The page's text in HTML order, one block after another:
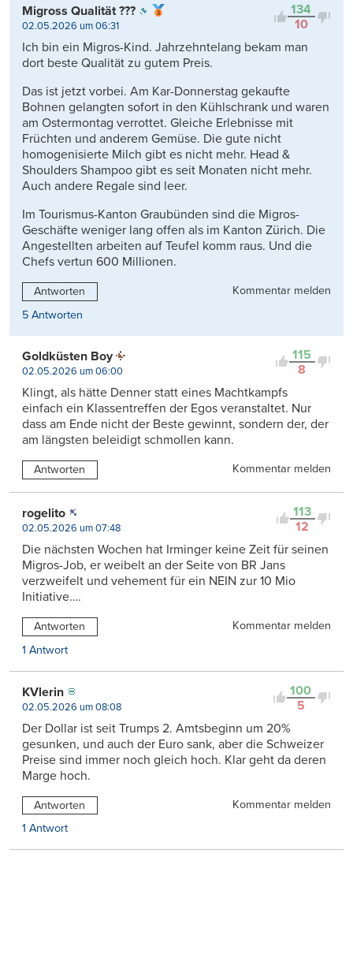
134
10
Migross Qualität ???
02.05.2026 um 06:31
Ich bin ein Migros-Kind. Jahrzehntelang bekam man
dort beste Qualität zu gutem Preis.
Das ist jetzt vorbei. Am Kar-Donnerstag gekaufte
Bohnen gelangten sofort in den Kühlschrank und waren
am Ostermontag verrottet. Gleiche Erlebnisse mit
Früchten und anderem Gemüse. Die gute nicht
homogenisierte Milch gibt es nicht mehr. Head &
Shoulders Shampoo gibt es seit Monaten nicht mehr.
Auch andere Regale sind leer.
Im Tourismus-Kanton Graubünden sind die Migros-
Geschäfte weniger lang offen als im Kanton Zürich. Die
Angestellten arbeiten auf Teufel komm raus. Und die
Chefs vertun 600 Millionen.
Antworten
Kommentar melden
5 Antworten
115
8
Goldküsten Boy
02.05.2026 um 06:00
Klingt, als hätte Denner statt eines Machtkampfs
einfach ein Klassentreffen der Egos veranstaltet. Nur
dass am Ende nicht der Beste gewinnt, sondern der, der
am längsten beleidigt schmollen kann.
Antworten Kommentar melden
113
12
rogelito
02.05.2026 um 07:48
Die nächsten Wochen hat Irminger keine Zeit für seinen
Migros-Job, er weibelt an der Seite von BR Jans
verzweifelt und vehement für ein NEIN zur 10 Mio
Initiative….
Antworten
Kommentar melden
1 Antwort
100
5
KVlerin
02.05.2026 um 08:08
Der Dollar ist seit Trumps 2. Amtsbeginn um 20%
gesunken, und auch der Euro sank, aber die Schweizer
Preise sind immer noch gleich hoch. Klar geht da deren
Marge hoch.
Antworten
Kommentar melden
1 Antwort